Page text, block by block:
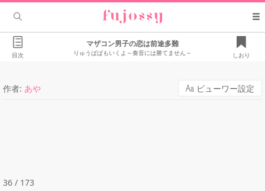
目次
マザコン男子の恋は前途多難
りゅうぱぱもいくよ～奏音には勝てません～ しおり
作者: あや ビューワー設定
36 / 173